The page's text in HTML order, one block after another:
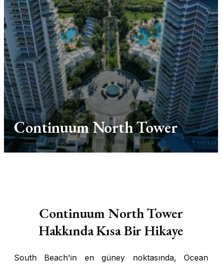
Continuum North Tower
Continuum North Tower
Hakkında Kısa Bir Hikaye
South Beach'in en güney noktasında, Ocean